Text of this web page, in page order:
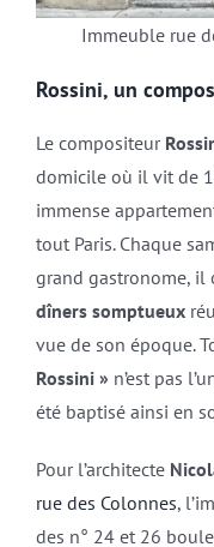
Immeuble rue
Rossini, un
Le compositeur
domicile où il vit de
immense
tout Paris. Chaque
grand gastronome, il
dîners somptueux
vue de son époque.
Rossini »n’est pas
été baptisé ainsi en
Pour l’architecte
rue des Colonnes,
des n° 24 et 26